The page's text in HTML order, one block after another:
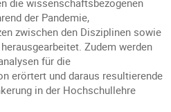
die wissenschaftsbezogenen
der Pandemie,
zwischen den Disziplinen sowie
Zudem werden
für die
erörtert und daraus resultierende
in der Hochschullehre